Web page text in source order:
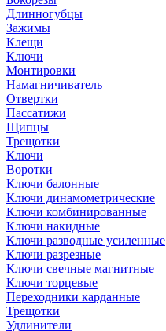
Длинногубцы
Зажимы
Клещи
Ключи
Монтировки
Намагничиватель
Отвертки
Пассатижи
Щипцы
Трещотки
Ключи
Воротки
Ключи балонные
Ключи динамометрические
Ключи комбинированные
Ключи накидные
Ключи разводные усиленные
Ключи разрезные
Ключи свечные магнитные
Ключи торцевые
Переходники карданные
Трещотки
Удлинители